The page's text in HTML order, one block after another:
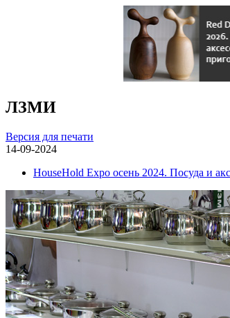
ЛЗМИ
Версия для печати
14-09-2024
HouseHold Expo осень 2024. Посуда и